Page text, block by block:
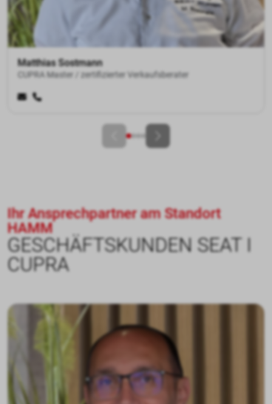
Imran Hussain
CUPRA Master / Verkaufsberater
GESCHÄFTSKUNDEN SEAT I
CUPRA
Ihr Ansprechpartner am Standort
HAMM